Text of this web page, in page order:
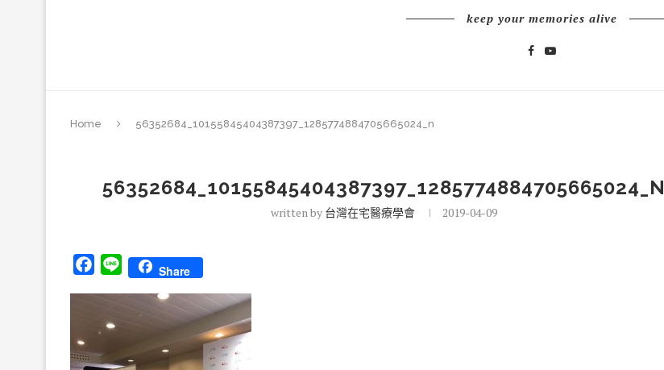
keep your memories alive
Home 56352684_10155845404387397_1285774884705665024_n
56352684_10155845404387397_1285774884705665024_N
written by 台灣在宅醫療學會 2019-04-09
Facebook
Line Share